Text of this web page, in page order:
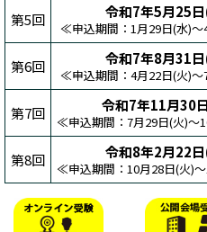
第5回
令和7年5月25
≪申込期間：1月29日(水)
第6回 令和7年8月31
≪申込期間：4月22日(火)
第7回 令和7年11月30
≪申込期間：7月29日(火)～
第8回 令和8年2月22
≪申込期間：10月28日(火)